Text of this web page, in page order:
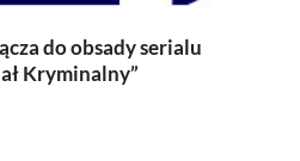
do obsady serialu
Kryminalny”